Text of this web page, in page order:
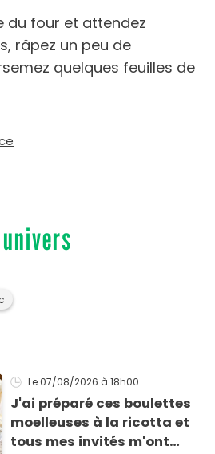
du four et attendez
râpez un peu de
quelques feuilles de
Le 07/08/2026 à 18h00
J'ai préparé ces boulettes
moelleuses à la ricotta et
tous mes invités m'ont